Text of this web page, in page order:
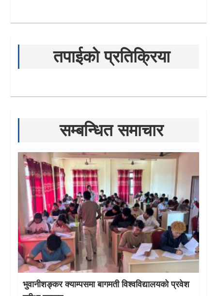
तपाईको प्रतिक्रिया
सम्बन्धित समाचार
भुवानीशङ्कर क्याम्पसमा बागमती विश्वविद्यालयको प्रवेश